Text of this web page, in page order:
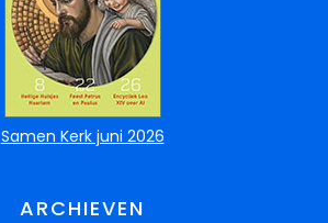
Samen Kerk juni 2026
ARCHIEVEN